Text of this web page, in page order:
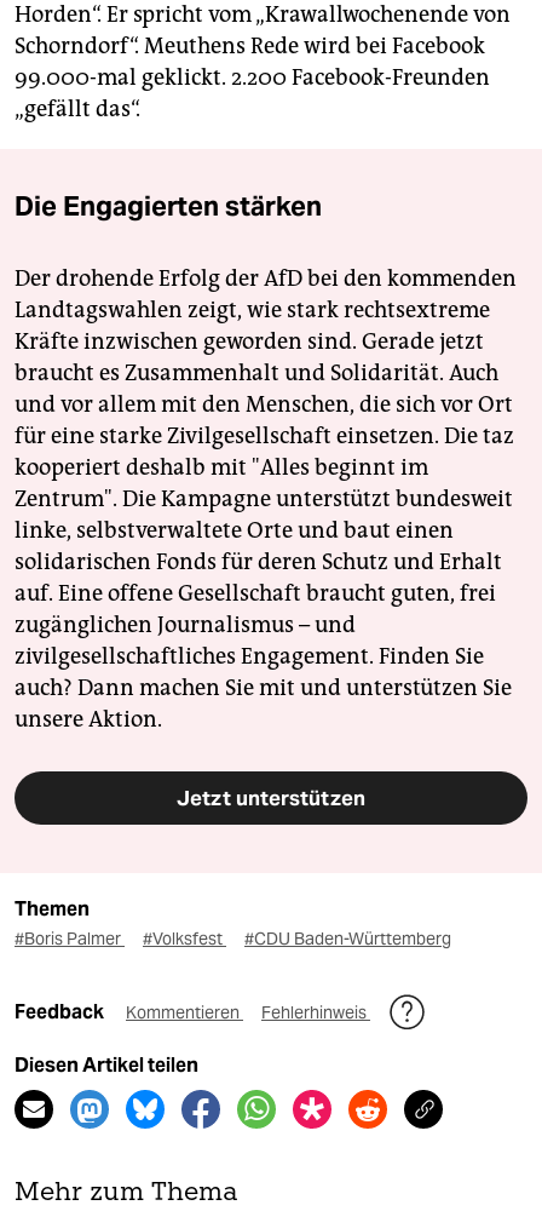
Horden“. Er spricht vom „Krawallwochenende von
Schorndorf“. Meuthens Rede wird bei Facebook
99.000-mal geklickt. 2.200 Face­book-Freunden
„gefällt das“.
Die Engagierten stärken
Der drohende Erfolg der AfD bei den kommenden
Landtagswahlen zeigt, wie stark rechtsextreme
Kräfte inzwischen geworden sind. Gerade jetzt
braucht es Zusammenhalt und Solidarität. Auch
und vor allem mit den Menschen, die sich vor Ort
für eine starke Zivilgesellschaft einsetzen. Die taz
kooperiert deshalb mit "Alles beginnt im
Zentrum". Die Kampagne unterstützt bundesweit
linke, selbstverwaltete Orte und baut einen
solidarischen Fonds für deren Schutz und Erhalt
auf. Eine offene Gesellschaft braucht guten, frei
zugänglichen Journalismus – und
zivilgesellschaftliches Engagement. Finden Sie
auch? Dann machen Sie mit und unterstützen Sie
unsere Aktion.
Jetzt unterstützen
Themen
#Boris Palmer #Volksfest #CDU Baden-Württemberg
Feedback Kommentieren Fehlerhinweis
Diesen Artikel teilen
Mehr zum Thema